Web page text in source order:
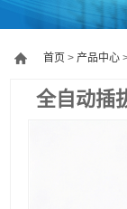
首页 >产品中心
全自动插